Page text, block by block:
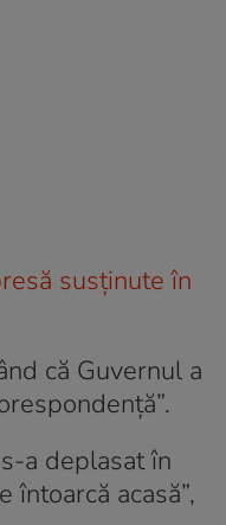
susținute în
că Guvernul a
a deplasat în
acasă”,